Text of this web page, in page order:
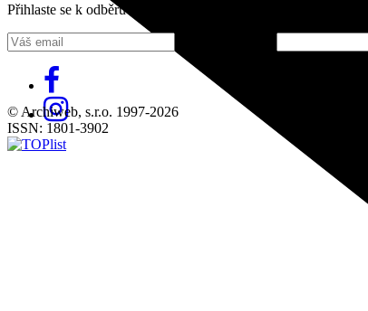
Přihlaste se k odběru našeho pravidelného týdenního
© Archiweb, s.r.o. 1997-2026
ISSN: 1801-3902